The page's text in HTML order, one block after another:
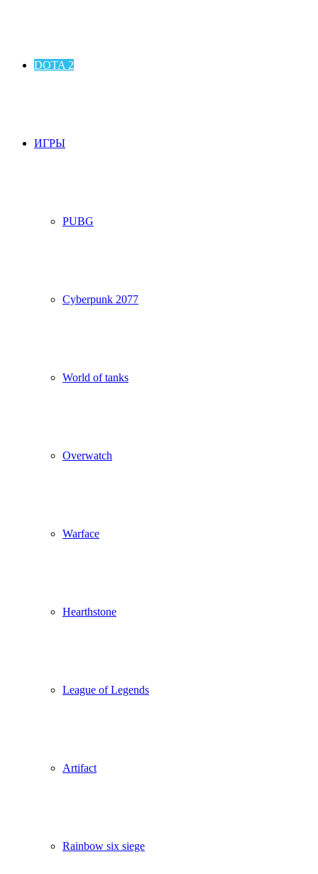
DOTA 2
ИГРЫ
PUBG
Cyberpunk 2077
World of tanks
Overwatch
Warface
Hearthstone
League of Legends
Artifact
Rainbow six siege